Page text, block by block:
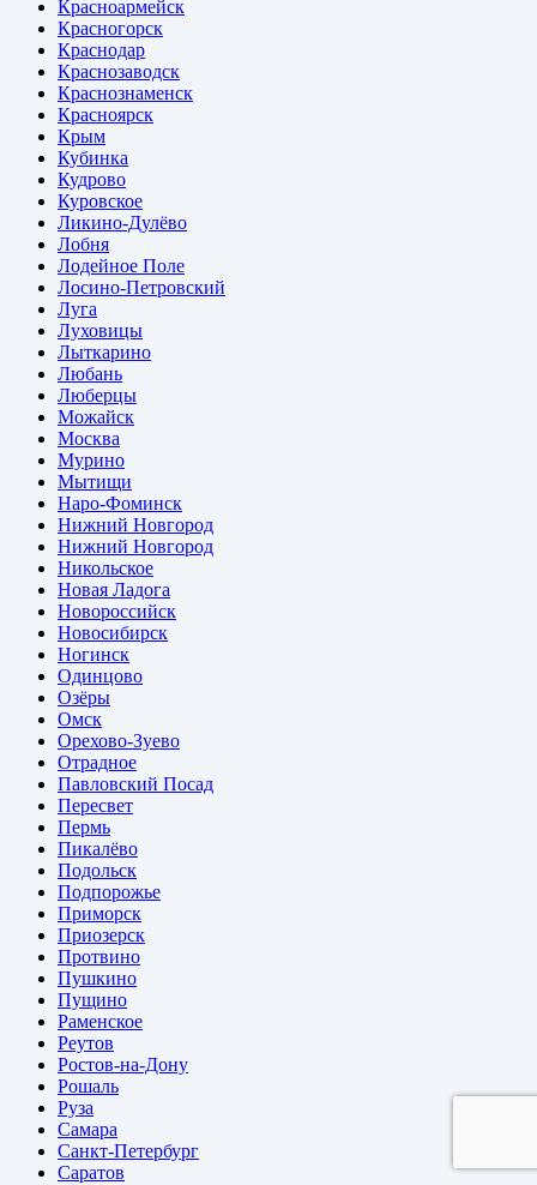
Красноармейск
Красногорск
Краснодар
Краснозаводск
Краснознаменск
Красноярск
Крым
Кубинка
Кудрово
Куровское
Ликино-Дулёво
Лобня
Лодейное Поле
Лосино-Петровский
Луга
Луховицы
Лыткарино
Любань
Люберцы
Можайск
Москва
Мурино
Мытищи
Наро-Фоминск
Нижний Новгород
Нижний Новгород
Никольское
Новая Ладога
Новороссийск
Новосибирск
Ногинск
Одинцово
Озёры
Омск
Орехово-Зуево
Отрадное
Павловский Посад
Пересвет
Пермь
Пикалёво
Подольск
Подпорожье
Приморск
Приозерск
Протвино
Пушкино
Пущино
Раменское
Реутов
Ростов-на-Дону
Рошаль
Руза
Самара
Санкт-Петербург
Саратов